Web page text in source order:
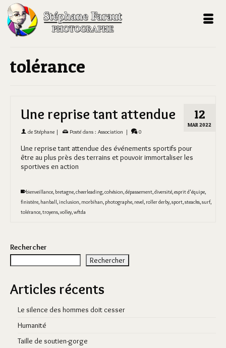
tolérance
12
MAR 2022
Une reprise tant attendue
de Stéphane | Posté dans : Association | 0
Une reprise tant attendue des événements sportifs pour
être au plus près des terrains et pouvoir immortaliser les
sportives en action
bienveillance, bretagne,cheerleading,cohésion,dépassement,diversité,esprit d'équipe,
finistère, hanball,inclusion, morbihan, photographe, revel, roller derby,sport,steacks,surf,
tolérance,troyens,volley,wftda
Rechercher
Rechercher
Articles récents
Le silence des hommes doit cesser
Humanité
Taille de soutien-gorge